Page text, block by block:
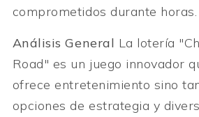
comprometidos durante horas.
Análisis General La lotería
Road" es un juego innovador
ofrece entretenimiento sino
opciones de estrategia y